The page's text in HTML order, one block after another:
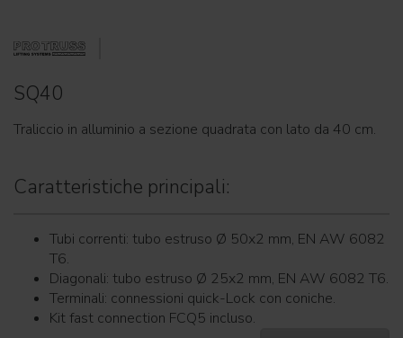
SQ40
Traliccio in alluminio a sezione quadrata con lato da 40 cm.
Caratteristiche principali:
Tubi correnti: tubo estruso Ø 50x2 mm, EN AW 6082
T6.
Diagonali: tubo estruso Ø 25x2 mm, EN AW 6082 T6.
Terminali: connessioni quick-Lock con coniche.
Kit fast connection FCQ5 incluso.